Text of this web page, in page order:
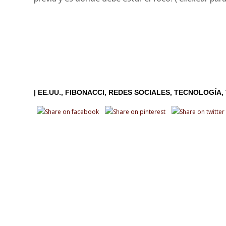
| EE.UU. FIBONACCI REDES SOCIALES TECNOLOGÍA